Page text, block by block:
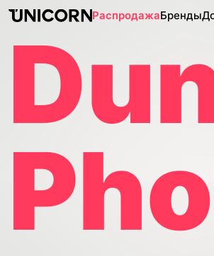
РаспродажаБренды